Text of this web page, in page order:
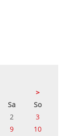
>
SamstagSonntag
2
3
9
10